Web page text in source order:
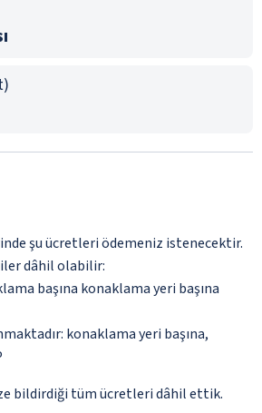
şu ücretleri ödemeniz istenecektir.
dâhil olabilir:
başına konaklama yeri başına
konaklama yeri başına,
bildirdiği tüm ücretleri dâhil ettik.